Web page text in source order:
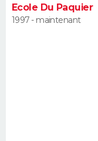
Ecole Du Paquier
1997 - maintenant